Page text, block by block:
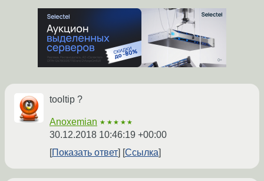
tooltip ?
Anoxemian ★★★★★
30.12.2018 10:46:19 +00:00
Показать ответ
Ссылка